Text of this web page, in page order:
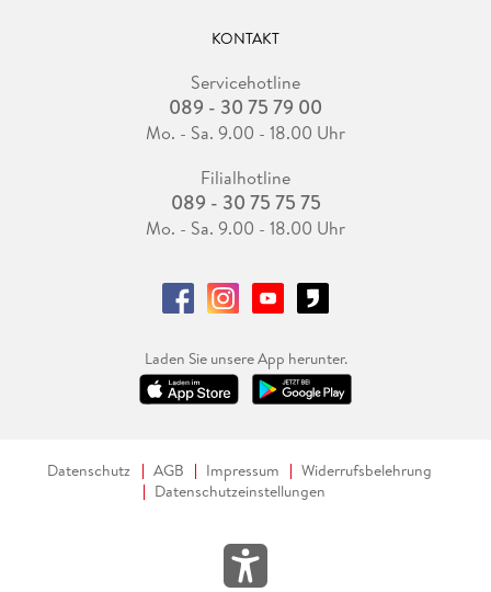
KONTAKT
Servicehotline
089 - 30 75 79 00
Mo. - Sa. 9.00 - 18.00 Uhr
Filialhotline
089 - 30 75 75 75
Mo. - Sa. 9.00 - 18.00 Uhr
Laden Sie unsere App herunter.
Datenschutz AGB Impressum
Widerrufsbelehrung
Datenschutzeinstellungen